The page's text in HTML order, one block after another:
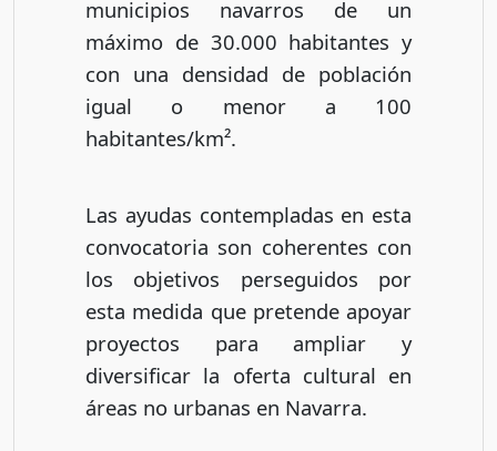
municipios navarros de un
máximo de 30.000 habitantes y
con una densidad de población
igual o menor a 100
habitantes/km².
Las ayudas contempladas en esta
convocatoria son coherentes con
los objetivos perseguidos por
esta medida que pretende apoyar
proyectos para ampliar y
diversificar la oferta cultural en
áreas no urbanas en Navarra.